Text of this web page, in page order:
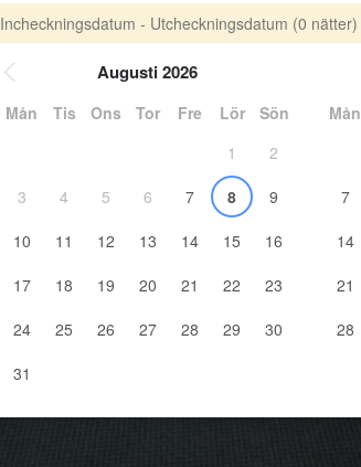
Incheckningsdatum - Utcheckningsdatum (0 nätter)
Augusti 2026
Mån Tis Ons Tor Fre Lör
Sön
1
2
3
4 5 6 7 8
9
10
11 12 13 14 15
16
17
18 19 20 21 22
23
24
25 26 27 28 29
30
31
Mån
7
14
21
28